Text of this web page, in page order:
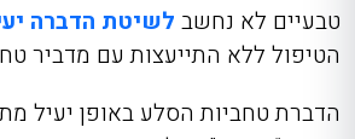
טבעיים לא נחשב לשיטת הדברה
הטיפול ללא התייעצות עם מדביר
הדברת טחביות הסלע באופן יעיל